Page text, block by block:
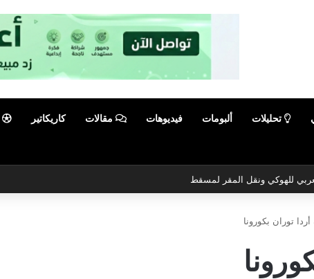
تحليلات ألبومات فيديوهات مقالات كاريكاتير
للهوكي ونقل المقر لمسقط
أردا توران بكورونا